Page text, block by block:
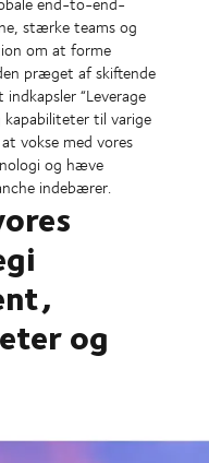
stærke teams og
om at forme
præget af skiftende
“Leverage
til varige
vokse med vores
og hæve
indebærer.
og